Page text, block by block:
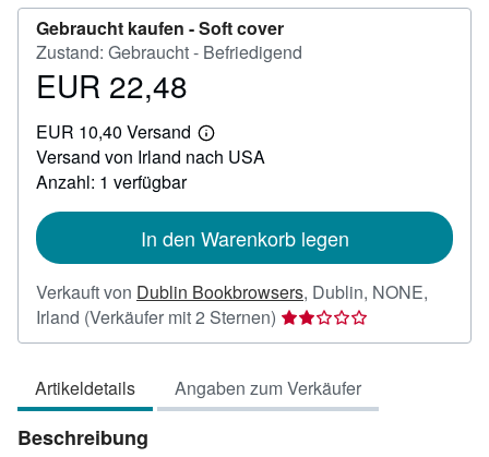
Gebraucht kaufen -Soft cover
Zustand: Gebraucht - Befriedigend
Preis
22,48
EUR 22,48
EUR 10,40 Versand
Weitere
Informationen
Versand von Irland nach USA
Anzahl: 1 verfügbar
In den Warenkorb legen
Verkauft von Dublin Bookbrowsers, Dublin, NONE,
Irland (Verkäufer mit 2 Sternen) Verkäuferbewertung
2
5
Sternen
Artikeldetails Angaben zum Verkäufer
Beschreibung